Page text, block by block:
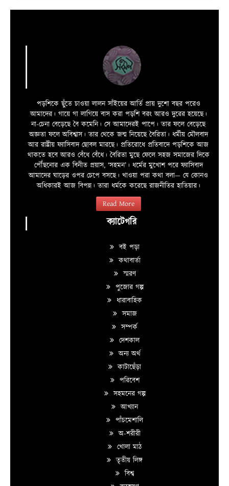
পড়শিকে ছুঁতে চাওয়া লালন সাঁইয়ের আর্তি প্রায় দুশো বছর পরেও
আমাদের। গায়ে গা লাগিয়ে বাস করা পড়শি বরং আরও দুরের হয়েছে।
না-চেনা বেড়েছে বৈ কমেনি। সে আমাদেরই পাপে। তার ফলে বেড়েছে
অজ্ঞতা ফলে অবিশ্বাস। তার থেকে জন্ম নিয়েছে বৈরিতা। ধর্মীয় মৌলবাদ
আর রাষ্ট্রীয় ফ্যাসিবাদ ছোবল মারছে। প্রতিরোধে প্রতিবাদে পড়শিকে আজ
থাকতে হবে আরও বেঁধে বেঁধে। বৈরিতা মুছে ফেলে সহজ সমাজের দিকে
পৌঁছনোর এক বিনীত প্রয়াস, ‘সহমন’। ধর্মের মুখোশ পরে ফ্যাসিবাদ
আমাদের ঘাড়ের ওপর চেপে বসছে। খাওয়া পরা কথা বলা—­­ যে কোনও
অধিকারই আজ বিপন্ন। তারা ধর্মকে করেছে রাজনীতির হাতিয়ার।
Read More
ক্যাটেগরি
বই পড়া
কথাবার্তা
স্মরণ
পুজোর গল্প
ধারাবাহিক
সমাজ
সম্পর্ক
দেশকাল
অন্য অর্থ
কাটাছেঁড়া
পরিবেশ
সহমনের গল্প
আখ্যান
পাঁচমেশালি
অ-শরীরী
খোলা মাঠ
তৃতীয় লিঙ্গ
বিশ্ব